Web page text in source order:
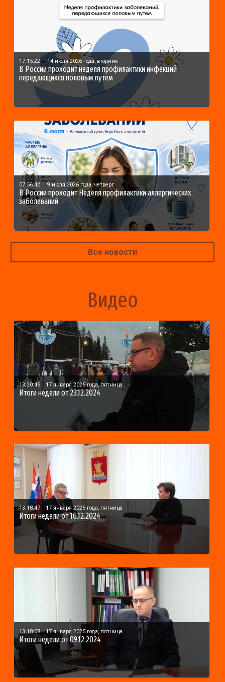
17:15:22 14 июля 2026 года, вторник
В России проходит неделя профилактики инфекций
передающихся половым путем
07:56:42 9 июля 2026 года, четверг
В России проходит Неделя профилактики аллергических
заболеваний
Все новости
Видео
13:20:45 17 января 2025 года, пятница
Итоги недели от 23.12.2024
13:18:47 17 января 2025 года, пятница
Итоги недели от 16.12.2024
13:18:08 17 января 2025 года, пятница
Итоги недели от 09.12.2024